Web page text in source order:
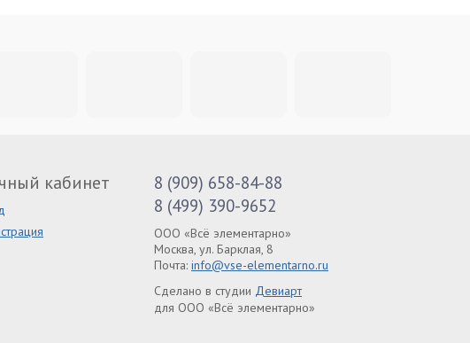
кабинет
8 (909) 658-84-88
8 (499) 390-9652
ООО «Всё элементарно»
Москва, ул. Барклая, 8
Почта: info@vse-elementarno.ru
Сделано в студии Девиарт
для ООО «Всё элементарно»